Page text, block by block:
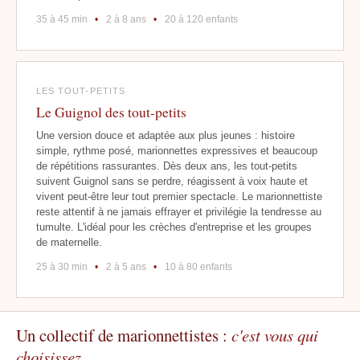
35 à 45 min • 2 à 8 ans • 20 à 120 enfants
LES TOUT-PETITS
Le Guignol des tout-petits
Une version douce et adaptée aux plus jeunes : histoire
simple, rythme posé, marionnettes expressives et beaucoup
de répétitions rassurantes. Dès deux ans, les tout-petits
suivent Guignol sans se perdre, réagissent à voix haute et
vivent peut-être leur tout premier spectacle. Le marionnettiste
reste attentif à ne jamais effrayer et privilégie la tendresse au
tumulte. L'idéal pour les crèches d'entreprise et les groupes
de maternelle.
25 à 30 min • 2 à 5 ans • 10 à 80 enfants
Un collectif de marionnettistes : c'est vous qui